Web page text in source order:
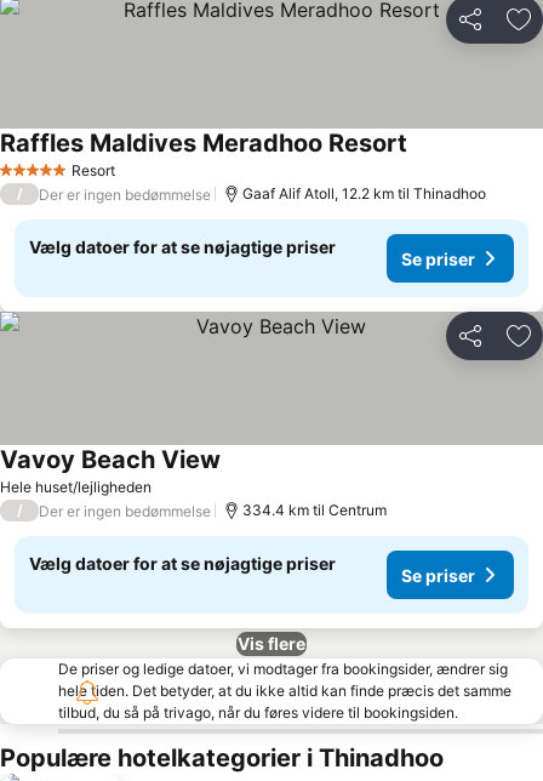
Del
5 Stjerner Resort
Raffles Maldives Meradhoo Resort
/ Der er ingen bedømmelse Gaaf Alif Atoll, 12.2 km til Thinadhoo
Vælg datoer for at se nøjagtige priser
Se priser
Del
Hele huset/lejligheden
Vavoy Beach View
/ Der er ingen bedømmelse 334.4 km til Centrum
Vælg datoer for at se nøjagtige priser
Se priser
Vis flere
De priser og ledige datoer, vi modtager fra bookingsider, ændrer sig
hele tiden. Det betyder, at du ikke altid kan finde præcis det samme
tilbud, du så på trivago, når du føres videre til bookingsiden.
Populære hotelkategorier i Thinadhoo